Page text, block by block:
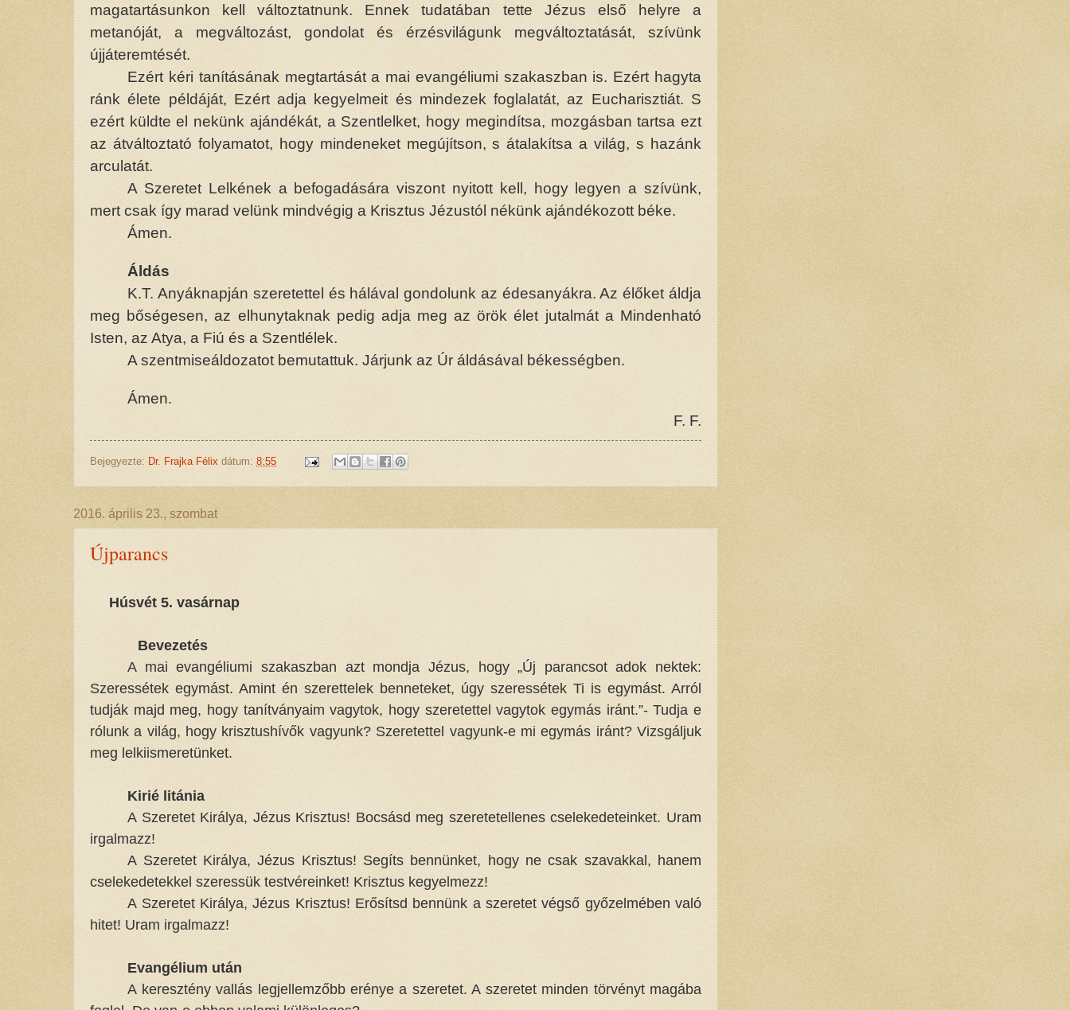
magatartásunkon kell változtatnunk. Ennek tudatában tette Jézus első helyre a
metanóját, a megváltozást, gondolat és érzésvilágunk megváltoztatását, szívünk
újjáteremtését.
Ezért kéri tanításának megtartását a mai evangéliumi szakaszban is. Ezért hagyta
ránk élete példáját, Ezért adja kegyelmeit és mindezek foglalatát, az Eucharisztiát. S
ezért küldte el nekünk ajándékát, a Szentlelket, hogy megindítsa, mozgásban tartsa ezt
az átváltoztató folyamatot, hogy mindeneket megújítson, s átalakítsa a világ, s hazánk
arculatát.
A Szeretet Lelkének a befogadására viszont nyitott kell, hogy legyen a szívünk,
mert csak így marad velünk mindvégig a Krisztus Jézustól nékünk ajándékozott béke.
Ámen.
Áldás
K.T. Anyáknapján szeretettel és hálával gondolunk az édesanyákra. Az élőket áldja
meg bőségesen, az elhunytaknak pedig adja meg az örök élet jutalmát a Mindenható
Isten, az Atya, a Fiú és a Szentlélek.
A szentmiseáldozatot bemutattuk. Járjunk az Úr áldásával békességben.
Ámen.
F. F.
Bejegyezte: Dr. Frajka Félix dátum: 8:55
2016. április 23., szombat
Újparancs
Húsvét 5. vasárnap
Bevezetés
A mai evangéliumi szakaszban azt mondja Jézus, hogy „Új parancsot adok nektek:
Szeressétek egymást. Amint én szerettelek benneteket, úgy szeressétek Ti is egymást. Arról
tudják majd meg, hogy tanítványaim vagytok, hogy szeretettel vagytok egymás iránt.”- Tudja e
rólunk a világ, hogy krisztushívők vagyunk? Szeretettel vagyunk-e mi egymás iránt? Vizsgáljuk
meg lelkiismeretünket.
Kirié litánia
A Szeretet Királya, Jézus Krisztus! Bocsásd meg szeretetellenes cselekedeteinket. Uram
irgalmazz!
A Szeretet Királya, Jézus Krisztus! Segíts bennünket, hogy ne csak szavakkal, hanem
cselekedetekkel szeressük testvéreinket! Krisztus kegyelmezz!
A Szeretet Királya, Jézus Krisztus! Erősítsd bennünk a szeretet végső győzelmében való
hitet! Uram irgalmazz!
Evangélium után
A keresztény vallás legjellemzőbb erénye a szeretet. A szeretet minden törvényt magába